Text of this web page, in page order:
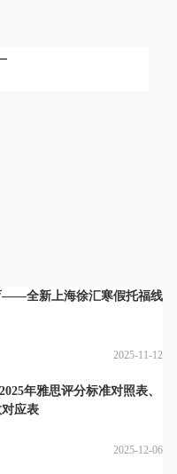
——全新上海徐汇寒假托福线
2025-11-12
年雅思评分标准对照表、
应表
2025-12-06